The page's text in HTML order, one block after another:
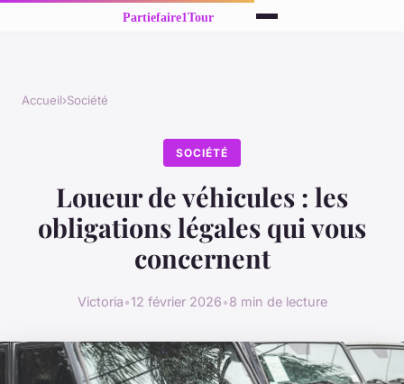
Accueil›Société
SOCIÉTÉ
Loueur de véhicules : les
obligations légales qui vous
concernent
Victoria•12 février 2026•8 min de lecture